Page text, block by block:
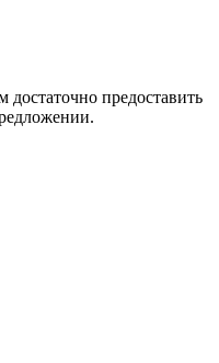
предоставить